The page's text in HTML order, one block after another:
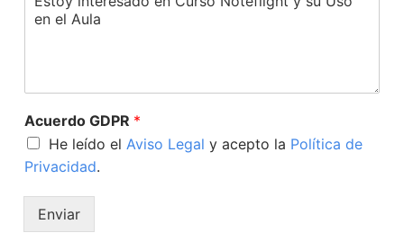
Acuerdo GDPR *
He leído el Aviso Legal y acepto la Política de
Privacidad.
Enviar